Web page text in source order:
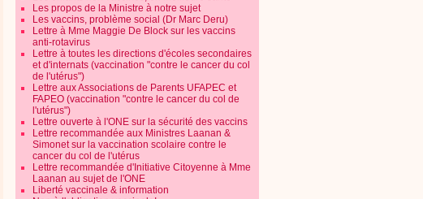
Les propos de la Ministre à notre sujet
Les vaccins, problème social (Dr Marc Deru)
Lettre à Mme Maggie De Block sur les vaccins
anti-rotavirus
Lettre à toutes les directions d'écoles secondaires
et d'internats (vaccination "contre le cancer du col
de l'utérus")
Lettre aux Associations de Parents UFAPEC et
FAPEO (vaccination "contre le cancer du col de
l'utérus")
Lettre ouverte à l'ONE sur la sécurité des vaccins
Lettre recommandée aux Ministres Laanan &
Simonet sur la vaccination scolaire contre le
cancer du col de l'utérus
Lettre recommandée d'Initiative Citoyenne à Mme
Laanan au sujet de l'ONE
Liberté vaccinale & information